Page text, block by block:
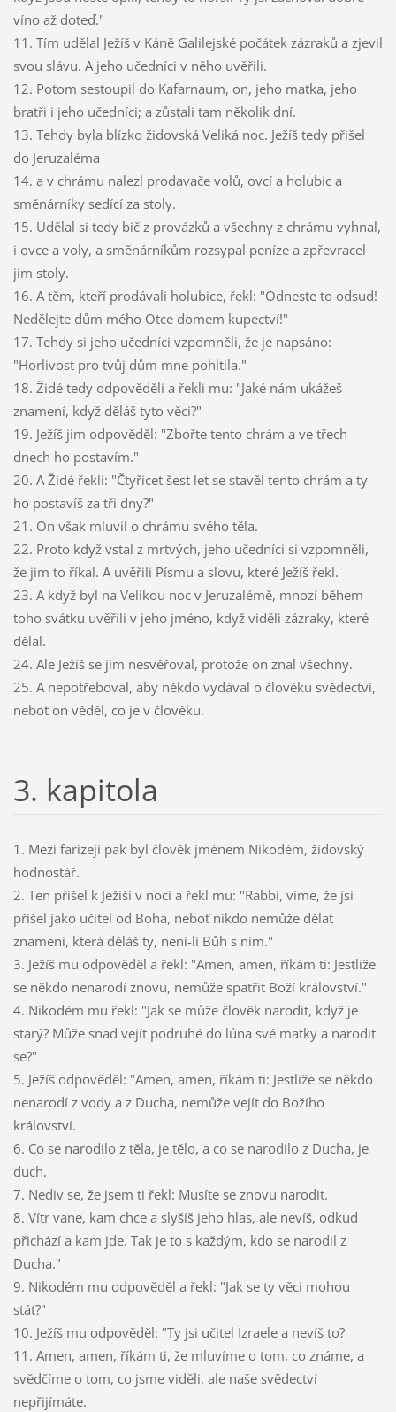
víno až doteď."
11. Tím udělal Ježíš v Káně Galilejské počátek zázraků a zjevil
svou slávu. A jeho učedníci v něho uvěřili.
12. Potom sestoupil do Kafarnaum, on, jeho matka, jeho
bratři i jeho učedníci; a zůstali tam několik dní.
13. Tehdy byla blízko židovská Veliká noc. Ježíš tedy přišel
do Jeruzaléma
14. a v chrámu nalezl prodavače volů, ovcí a holubic a
směnárníky sedící za stoly.
15. Udělal si tedy bič z provázků a všechny z chrámu vyhnal,
i ovce a voly, a směnárníkům rozsypal peníze a zpřevracel
jim stoly.
16. A těm, kteří prodávali holubice, řekl: "Odneste to odsud!
Nedělejte dům mého Otce domem kupectví!"
17. Tehdy si jeho učedníci vzpomněli, že je napsáno:
"Horlivost pro tvůj dům mne pohltila."
18. Židé tedy odpověděli a řekli mu: "Jaké nám ukážeš
znamení, když děláš tyto věci?"
19. Ježíš jim odpověděl: "Zbořte tento chrám a ve třech
dnech ho postavím."
20. A Židé řekli: "Čtyřicet šest let se stavěl tento chrám a ty
ho postavíš za tři dny?"
21. On však mluvil o chrámu svého těla.
22. Proto když vstal z mrtvých, jeho učedníci si vzpomněli,
že jim to říkal. A uvěřili Písmu a slovu, které Ježíš řekl.
23. A když byl na Velikou noc v Jeruzalémě, mnozí během
toho svátku uvěřili v jeho jméno, když viděli zázraky, které
dělal.
24. Ale Ježíš se jim nesvěřoval, protože on znal všechny.
25. A nepotřeboval, aby někdo vydával o člověku svědectví,
neboť on věděl, co je v člověku.
3. kapitola
1. Mezi farizeji pak byl člověk jménem Nikodém, židovský
hodnostář.
2. Ten přišel k Ježíši v noci a řekl mu: "Rabbi, víme, že jsi
přišel jako učitel od Boha, neboť nikdo nemůže dělat
znamení, která děláš ty, není-li Bůh s ním."
3. Ježíš mu odpověděl a řekl: "Amen, amen, říkám ti: Jestliže
se někdo nenarodí znovu, nemůže spatřit Boží království."
4. Nikodém mu řekl: "Jak se může člověk narodit, když je
starý? Může snad vejít podruhé do lůna své matky a narodit
se?"
5. Ježíš odpověděl: "Amen, amen, říkám ti: Jestliže se někdo
nenarodí z vody a z Ducha, nemůže vejít do Božího
království.
6. Co se narodilo z těla, je tělo, a co se narodilo z Ducha, je
duch.
7. Nediv se, že jsem ti řekl: Musíte se znovu narodit.
8. Vítr vane, kam chce a slyšíš jeho hlas, ale nevíš, odkud
přichází a kam jde. Tak je to s každým, kdo se narodil z
Ducha."
9. Nikodém mu odpověděl a řekl: "Jak se ty věci mohou
stát?"
10. Ježíš mu odpověděl: "Ty jsi učitel Izraele a nevíš to?
11. Amen, amen, říkám ti, že mluvíme o tom, co známe, a
svědčíme o tom, co jsme viděli, ale naše svědectví
nepřijímáte.